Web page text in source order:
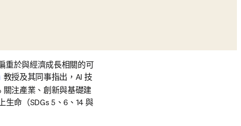
重於與經濟成長相關的可
opens in new tab/window
教授及其同事指出，AI 技
注產業、創新與基礎建
命（SDGs 5、6、14 與